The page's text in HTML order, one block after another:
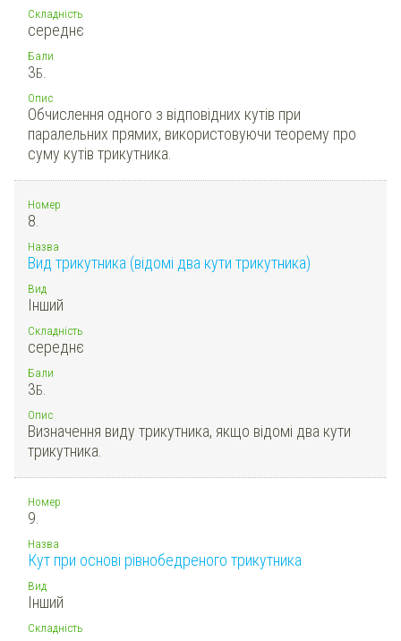
Складність
середнє
Бали
3Б.
Опис
Обчислення одного з відповідних кутів при
паралельних прямих, використовуючи теорему про
суму кутів трикутника.
Номер
8.
Назва
Вид трикутника (відомі два кути трикутника)
Вид
Інший
Складність
середнє
Бали
3Б.
Опис
Визначення виду трикутника, якщо відомі два кути
трикутника.
Номер
9.
Назва
Кут при основі рівнобедреного трикутника
Вид
Інший
Складність